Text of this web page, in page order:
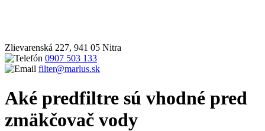
Zlievarenská 227, 941 05 Nitra
0907 503 133
filter@marlus.sk
Aké predfiltre sú vhodné pred
zmäkčovač vody